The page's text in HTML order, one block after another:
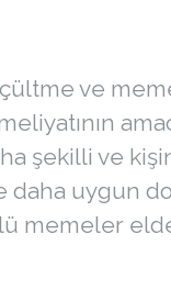
ve
şekilli ve
daha uygun
memeler